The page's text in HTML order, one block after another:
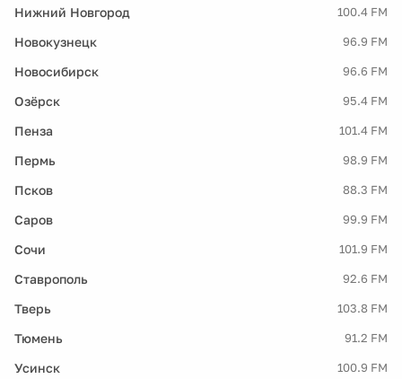
Нижний Новгород 100.4 FM
Новокузнецк 96.9 FM
Новосибирск 96.6 FM
Озёрск 95.4 FM
Пенза 101.4 FM
Пермь 98.9 FM
Псков 88.3 FM
Саров 99.9 FM
Сочи 101.9 FM
Ставрополь 92.6 FM
Тверь 103.8 FM
Тюмень 91.2 FM
Усинск 100.9 FM